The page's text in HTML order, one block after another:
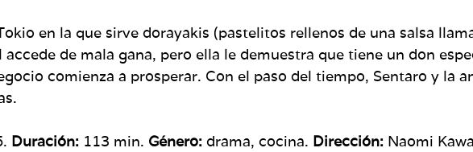
en la que sirve dorayakis (pastelitos rellenos de una salsa
de mala gana, pero ella le demuestra que tiene un don
comienza a prosperar. Con el paso del tiempo, Sentaro y la
Duración: 113 min. Género: drama, cocina. Dirección: Naomi